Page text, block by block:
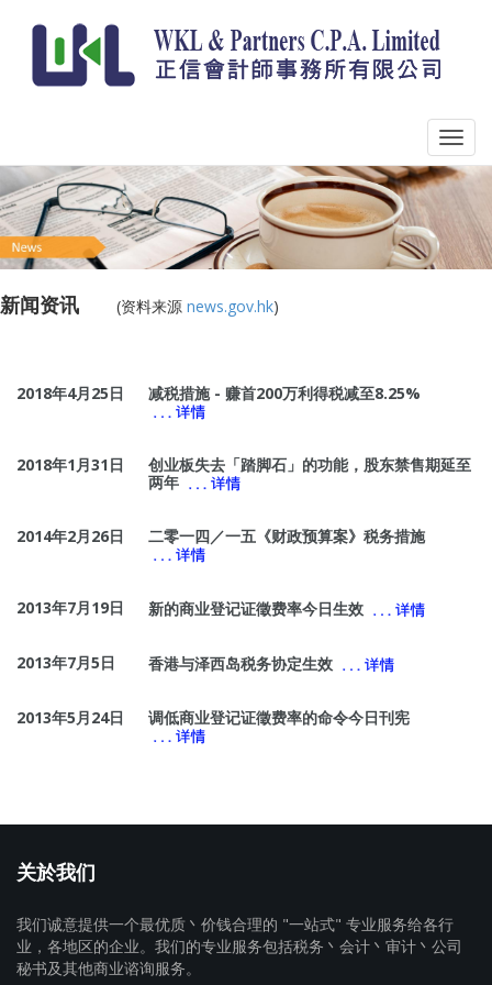
新闻资讯 (资料来源 news.gov.hk)
2018年4月25日 减税措施 - 赚首200万利得税减至8.25%
2018年1月31日
创业板失去「踏脚石」的功能，股东禁售期延至
两年
2014年2月26日 二零一四／一五《财政预算案》税务措施
2013年7月19日 新的商业登记证徵费率今日生效
2013年7月5日 香港与泽西岛税务协定生效
2013年5月24日 调低商业登记证徵费率的命令今日刊宪
关於我们
我们诚意提供一个最优质丶价钱合理的 "一站式" 专业服务给各行
业，各地区的企业。我们的专业服务包括税务丶会计丶审计丶公司
秘书及其他商业谘询服务。